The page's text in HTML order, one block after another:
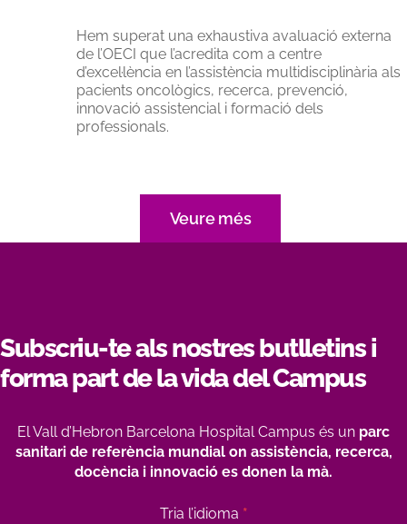
Hem superat una exhaustiva avaluació externa
de l’OECI que l’acredita com a centre
d’excel·lència en l’assistència multidisciplinària als
pacients oncològics, recerca, prevenció,
innovació assistencial i formació dels
professionals.
Veure més
Subscriu-te als nostres butlletins i
forma part de la vida del Campus
El Vall d’Hebron Barcelona Hospital Campus és un parc
sanitari de referència mundial on assistència, recerca,
docència i innovació es donen la mà.
Tria l’idioma